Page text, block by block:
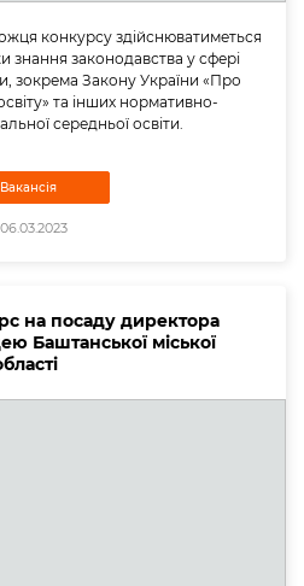
конкурсу здійснюватиметься
знання законодавства у сфері
зокрема Закону України «Про
та інших нормативно-
середньої освіти.
Вакансія
06.03.2023
на посаду директора
Баштанської міської